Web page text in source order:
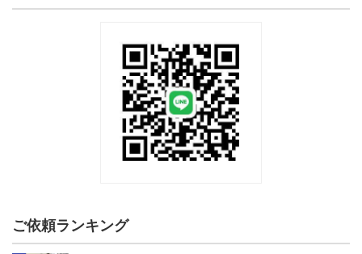
ご依頼ランキング